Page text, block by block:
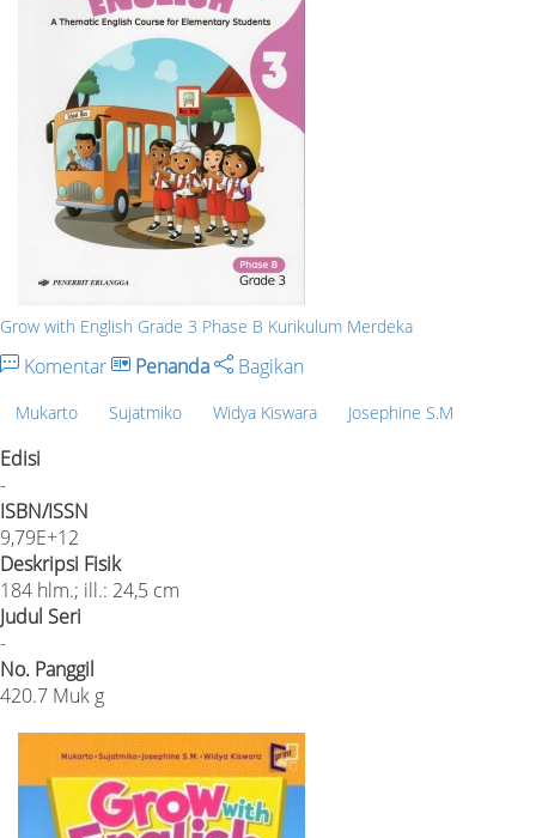
Grow with English Grade 3 Phase B Kurikulum Merdeka
Komentar Penanda Bagikan
Mukarto Sujatmiko Widya Kiswara Josephine S.M
Edisi
-
ISBN/ISSN
9,79E+12
Deskripsi Fisik
184 hlm.; ill.: 24,5 cm
Judul Seri
-
No. Panggil
420.7 Muk g